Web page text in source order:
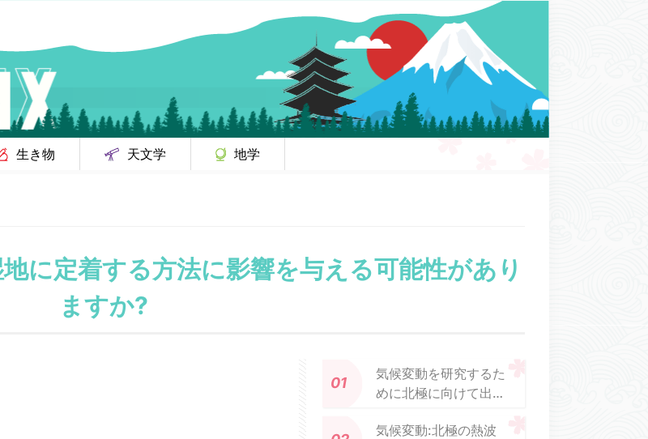
生き物 天文学 地学
に定着する方法に影響を与える可能性があり
ますか?
気候変動を研究するた
めに北極に向けて出発
気候変動:北極の熱波